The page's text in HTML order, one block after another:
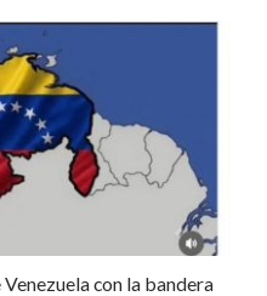
con la bandera